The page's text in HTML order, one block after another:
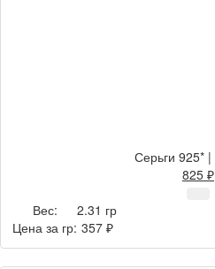
Серьги 925* |
825 ₽
Вес:
2.31 гр
Цена за гр: 357 ₽